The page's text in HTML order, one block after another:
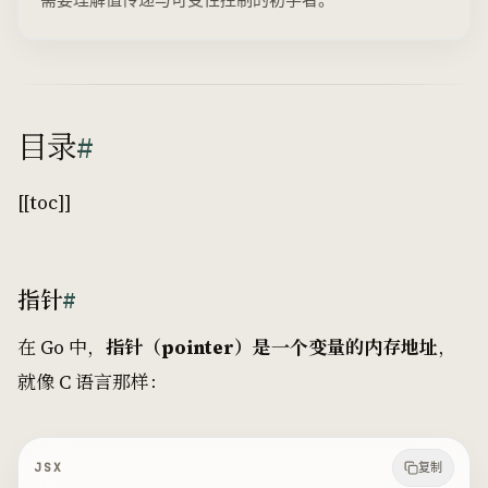
目录#
[[toc]]
指针#
在 Go 中， 指针（pointer）是一个变量的内存地址，
就像 C 语言那样：
JSX 复制